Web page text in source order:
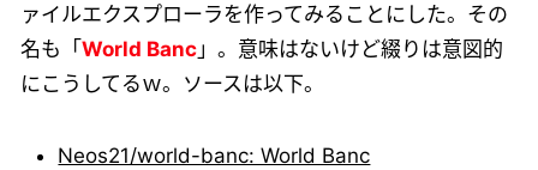
ァイルエクスプローラを作ってみることにした。その
名も「World Banc 」。意味はないけど綴りは意図的
にこうしてるｗ。ソースは以下。
Neos21/world-banc: World Banc